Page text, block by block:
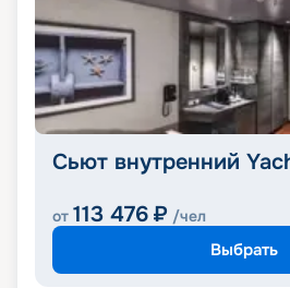
Сьют внутренний
от 113 476 ₽ /чел
Выбрать